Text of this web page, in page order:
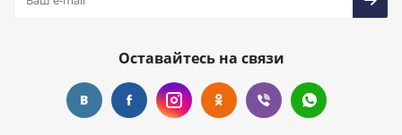
Оставайтесь на связи